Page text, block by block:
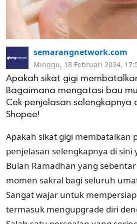
semarangnetwork.com
Minggu, 18 Februari 2024,
Apakah sikat gigi
Bagaimana mengatasi bau
Cek penjelasan selengkapnya
Shopee!
Apakah sikat gigi membatalkan
penjelasan selengkapnya di sini
Bulan Ramadhan yang
momen sakral bagi seluruh
Sangat wajar untuk
termasuk mengupgrade diri